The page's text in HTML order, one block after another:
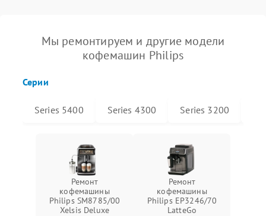
Мы ремонтируем и другие модели
кофемашин Philips
Серии
Series 5400 Series 4300 Series 3200
Ремонт
кофемашины
Philips SM8785/00
Xelsis Deluxe
Ремонт
кофемашины
Philips EP3246/70
LatteGo